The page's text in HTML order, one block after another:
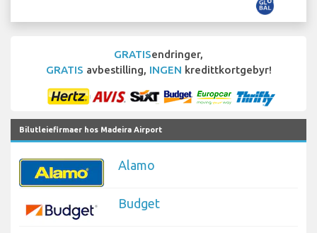
GRATISendringer,
GRATIS avbestilling, INGEN kredittkortgebyr!
Bilutleiefirmaer hos Madeira Airport
Alamo
Budget